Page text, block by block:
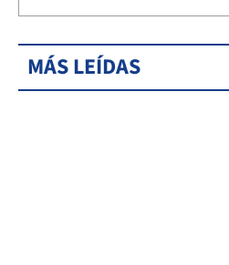
MÁS LEÍDAS